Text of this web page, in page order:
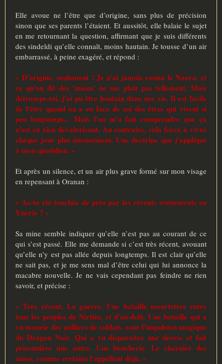
Elle avoue ne l’être que d’origine, sans plus de précision
sinon que ses parents l’étaient. Et aussitôt, elle balaie le sujet
en me retournant la question, affirmant que je suis différents
des sindeldi qu’elle connaît, moins hautain. Je tousse d’un air
embarrassé, à peine exagéré, et répond :
« D'origine, seulement ! Je n'ai jamais connu le Naora, et
ce qu'on dit des 'miens' ne me plait pas tellement. Mais
détrompe-toi, j'ai pu être hautain dans ma vie. Il est facile
de l'être quand on a en face de soi des êtres qui vivent si
peu longtemps... Mais l'on m'a fait comprendre que ça
n'est en rien dévalorisant. Au contraire, cela force à vivre
chaque jour plus intensément. Une doctrine que j'applique
à mon quotidien. »
Et après un silence, et un air plus grave formé sur mon visage
en repensant à Oranan :
« As-tu été touchée de près par les récents événements en
Ynorie ? »
Sa mine semble indiquer qu’elle n’est pas au courant de ce
qui s’est passé. Elle me demande si c’est très récent, avouant
qu’elle n’y est pas allée depuis longtemps. Il est clair qu’elle
ne sait pas, et je me sens mal d’être celui qui lui annonce la
macabre nouvelle. Je ne vais cependant pas feindre ne rien
savoir, et précise :
« Très récent. La guerre. Une bataille meurtrière entre
tous les peuples de Nirtim, et d'au-delà. Une bataille qui a
vu mourir des milliers de soldats, sous l'impulsion magique
du Dragon Noir. Qui a vu disparaitre une déesse et fait
prisonnière une autre. Une boucherie. Le charnier des
âmes, comme certains l'appellent déjà. »